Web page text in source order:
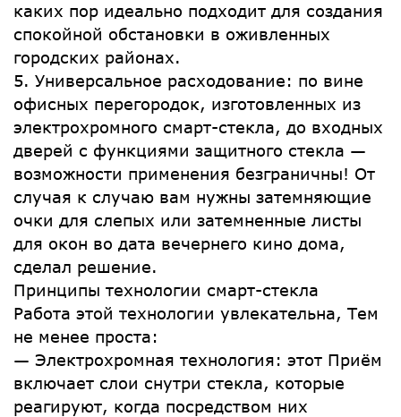
каких пор идеально подходит для создания
спокойной обстановки в оживленных
городских районах.
5. Универсальное расходование: по вине
офисных перегородок, изготовленных из
электрохромного смарт-стекла, до входных
дверей с функциями защитного стекла —
возможности применения безграничны! От
случая к случаю вам нужны затемняющие
очки для слепых или затемненные листы
для окон во дата вечернего кино дома,
сделал решение.
Принципы технологии смарт-стекла
Работа этой технологии увлекательна, Тем
не менее проста:
— Электрохромная технология: этот Приём
включает слои снутри стекла, которые
реагируют, когда посредством них